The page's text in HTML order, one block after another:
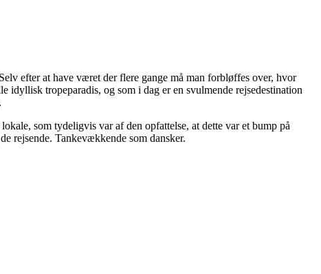
efter at have været der flere gange må man forbløffes over, hvor
tropeparadis, og som i dag er en svulmende rejsedestination
som tydeligvis var af den opfattelse, at dette var et bump på
rejsende. Tankevækkende som dansker.